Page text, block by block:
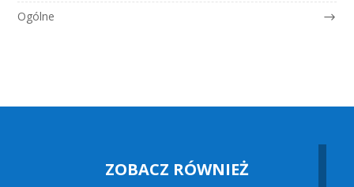
Ogólne
ZOBACZ RÓWNIEŻ